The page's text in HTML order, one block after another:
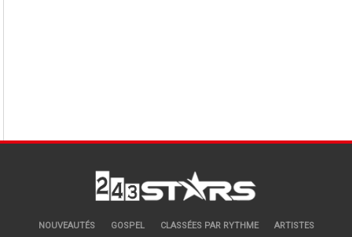
NOUVEAUTÉS GOSPEL CLASSÉES PAR RYTHME ARTISTES